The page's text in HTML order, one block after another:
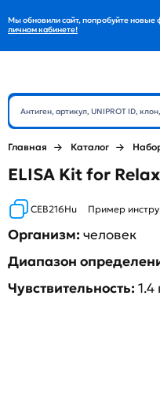
Мы обновили сайт, попробуйте новые
личном кабинете!
Главная Каталог
ELISA Kit for
CEB216Hu Пример
Организм:человек
Диапазон
Чувствительность:1.4